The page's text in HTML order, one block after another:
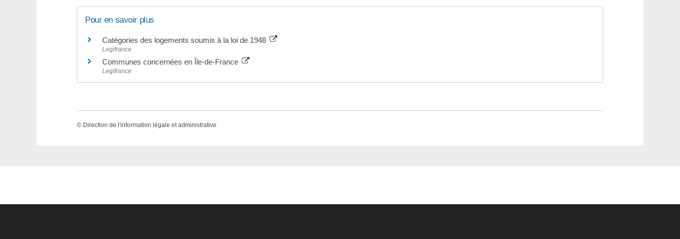
Pour en savoir plus
Catégories des logements soumis à la loi de 1948
Legifrance
Communes concernées en Île-de-France
Legifrance
© Direction de l'information légale et administrative